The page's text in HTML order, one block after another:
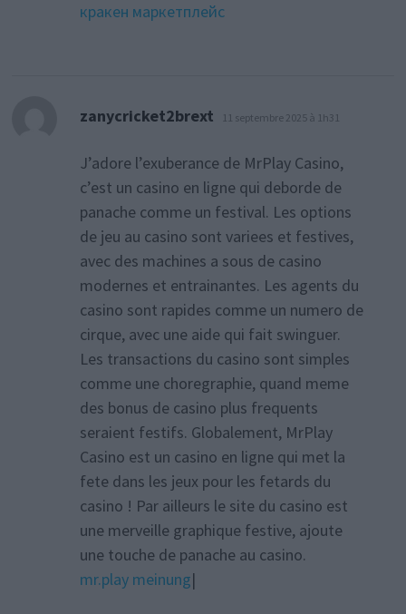
кракен маркетплейс
zanycricket2brext dit :
11 septembre 2025 à 1h31
J’adore l’exuberance de MrPlay Casino,
c’est un casino en ligne qui deborde de
panache comme un festival. Les options
de jeu au casino sont variees et festives,
avec des machines a sous de casino
modernes et entrainantes. Les agents du
casino sont rapides comme un numero de
cirque, avec une aide qui fait swinguer.
Les transactions du casino sont simples
comme une choregraphie, quand meme
des bonus de casino plus frequents
seraient festifs. Globalement, MrPlay
Casino est un casino en ligne qui met la
fete dans les jeux pour les fetards du
casino ! Par ailleurs le site du casino est
une merveille graphique festive, ajoute
une touche de panache au casino.
mr.play meinung|